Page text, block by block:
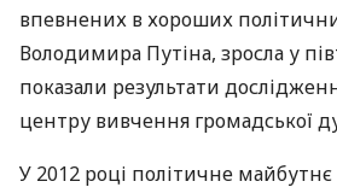
впевнених в хороших
Володимира Путіна, зросла у
показали результати
центру вивчення громадської
У 2012 році політичне майбутнє